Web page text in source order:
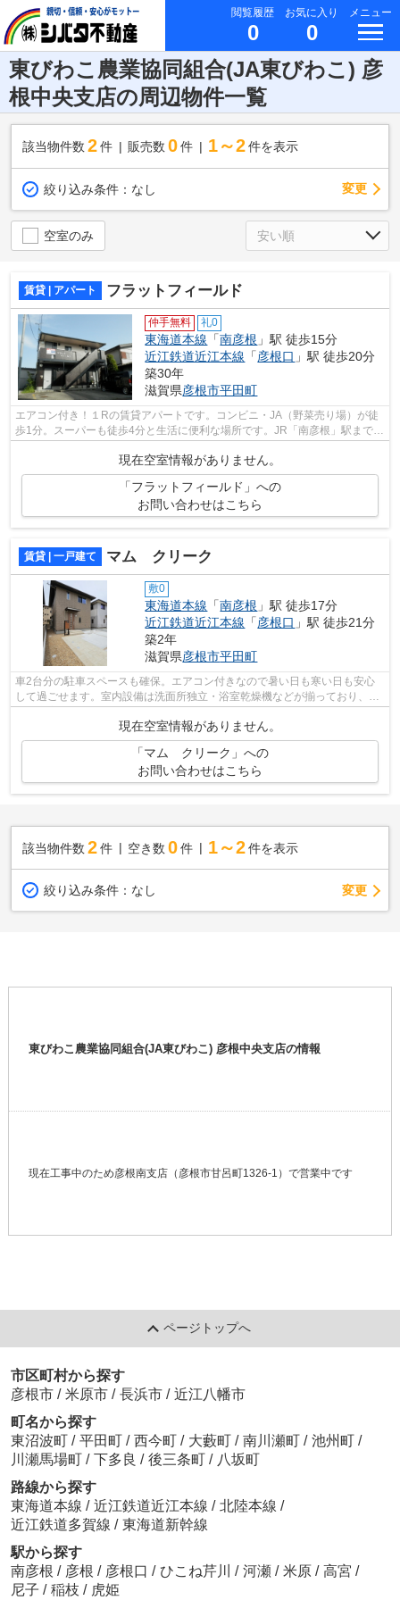
閲覧履歴
0
お気に入り
0
メニュー
東びわこ農業協同組合(JA東びわこ) 彦
根中央支店の周辺物件一覧
該当物件数 2件 販売数 0 件 1～2 件を表示
絞り込み条件： なし 変更
空室のみ
賃貸 | アパート フラットフィールド
仲手無料 礼0
東海道本線 「南彦根 」駅 徒歩15分
近江鉄道近江本線 「彦根口 」駅 徒歩20分
築30年
滋賀県彦根市平田町
エアコン付き！１Rの賃貸アパートです。コンビニ・JA（野菜売り場）が徒
歩1分。スーパーも徒歩4分と生活に便利な場所です。JR「南彦根」駅まで徒
現在空室情報がありません。
「フラットフィールド」への
お問い合わせはこちら
賃貸 | 一戸建て マム クリーク
敷0
東海道本線 「南彦根 」駅 徒歩17分
近江鉄道近江本線 「彦根口 」駅 徒歩21分
築2年
滋賀県彦根市平田町
車2台分の駐車スペースも確保。エアコン付きなので暑い日も寒い日も安心
して過ごせます。室内設備は洗面所独立・浴室乾燥機などが揃っており、と
現在空室情報がありません。
「マム クリーク」への
お問い合わせはこちら
該当物件数 2件 空き数 0 件 1～2 件を表示
絞り込み条件： なし 変更
東びわこ農業協同組合(JA東びわこ) 彦根中央支店の情報
現在工事中のため彦根南支店（彦根市甘呂町1326-1）で営業中です
ページトップへ
市区町村から探す
彦根市 / 米原市 / 長浜市 / 近江八幡市
町名から探す
東沼波町 / 平田町 / 西今町 / 大藪町 / 南川瀬町 / 池州町 /
川瀬馬場町 / 下多良 / 後三条町 / 八坂町
路線から探す
東海道本線 / 近江鉄道近江本線 / 北陸本線 /
近江鉄道多賀線 / 東海道新幹線
駅から探す
南彦根 / 彦根 / 彦根口 / ひこね芹川 / 河瀬 / 米原 / 高宮 /
尼子 / 稲枝 / 虎姫